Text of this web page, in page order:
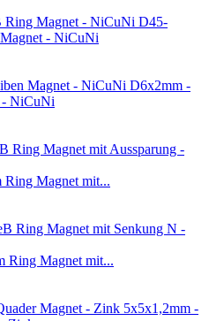
D45-
- NiCuNi
D6x2mm -
- NiCuNi
Magnet mit...
Ring Magnet mit...
5x5x1,2mm -